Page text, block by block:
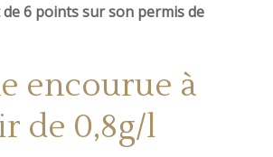
6 points sur son permis de
encourue à
de 0,8g/l